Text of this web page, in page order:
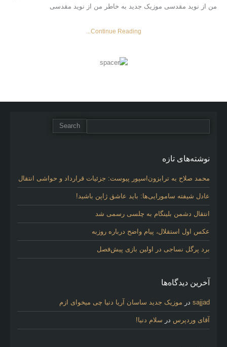
من از نوید مقدسی موزیک جدید به خاطر من از نوید مقدسی
Continue Reading...
نوشته‌های تازه
محمد صلاح به ترابزون‌اسپور پیوست: جزئیات قرارداد و حواشی انتقال
عادل شیفته سامورایی‌ها: باید عاشق ژاپن باشید!
انتقال دشمن بلینگام به چلسی رسمی شد
عکس اول استقلال، پیام واضح درباره روزبه
برد پرگل نساجی در اولین بازی پیش‌فصل
آخرین دیدگاه‌ها
sajjad در موزیک جدید ساسان آریا دنیا چی میخوای ازم
آقای وردپرس در سلام دنیا!